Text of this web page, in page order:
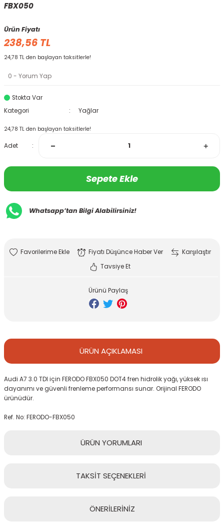
FBX050
Ürün Fiyatı
238,56 TL
24,78 TL den başlayan taksitlerle!
0 - Yorum Yap
Stokta Var
Kategori
Yağlar
24,78 TL den başlayan taksitlerle!
Adet
Sepete Ekle
Whatsapp’tan Bilgi Alabilirsiniz!
Fiyatı Düşünce Haber Ver
Karşılaştır
Tavsiye Et
Ürünü Paylaş
ÜRÜN AÇIKLAMASI
Audi A7 3.0 TDI için FERODO FBX050 DOT4 fren hidrolik yağı, yüksek ısı
dayanımı ve güvenli frenleme performansı sunar. Orijinal FERODO
ürünüdür.
Ref. No: FERODO-FBX050
ÜRÜN YORUMLARI
TAKSİT SEÇENEKLERİ
ÖNERİLERİNİZ